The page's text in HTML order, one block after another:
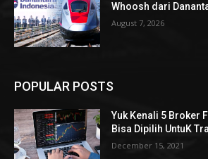
Whoosh dari
August 7, 2026
POPULAR POSTS
Yuk Kenali 5 Broker
Bisa Dipilih UntuK
December 15, 2021